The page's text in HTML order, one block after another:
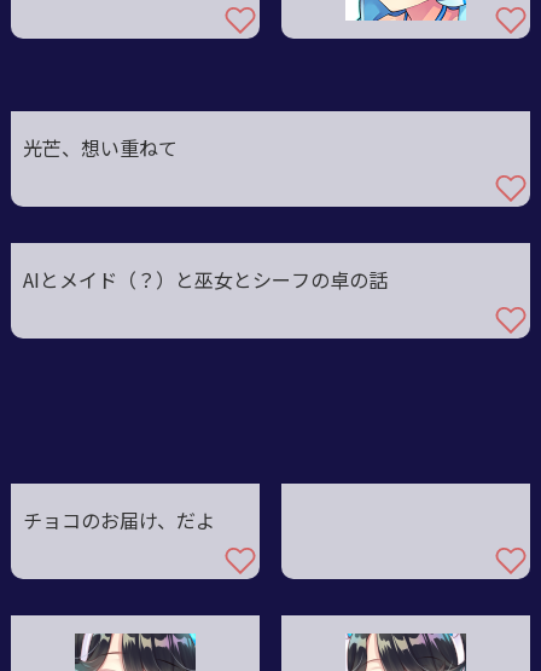
光芒、想い重ねて
AIとメイド（？）と巫女とシーフの卓の話
チョコのお届け、だよ